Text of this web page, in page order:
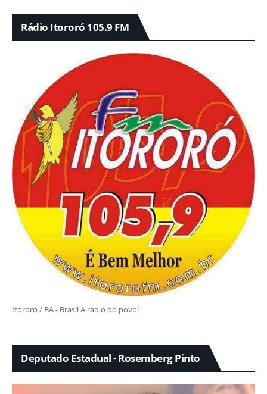
Rádio Itororó 105.9 FM
Itororó / BA - Brasil A rádio do povo!
Deputado Estadual - Rosemberg Pinto